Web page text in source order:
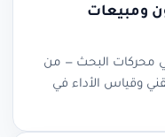
ومبيعات
محركات البحث — من
وقياس الأداء في